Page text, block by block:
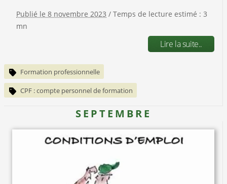
Publié le 8 novembre 2023 / Temps de lecture estimé : 3
mn
Lire la suite..
Formation professionnelle
CPF : compte personnel de formation
SEPTEMBRE